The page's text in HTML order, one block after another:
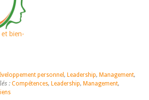
bien-
personnel , Leadership, Management,
: Compétences, Leadership, Management,